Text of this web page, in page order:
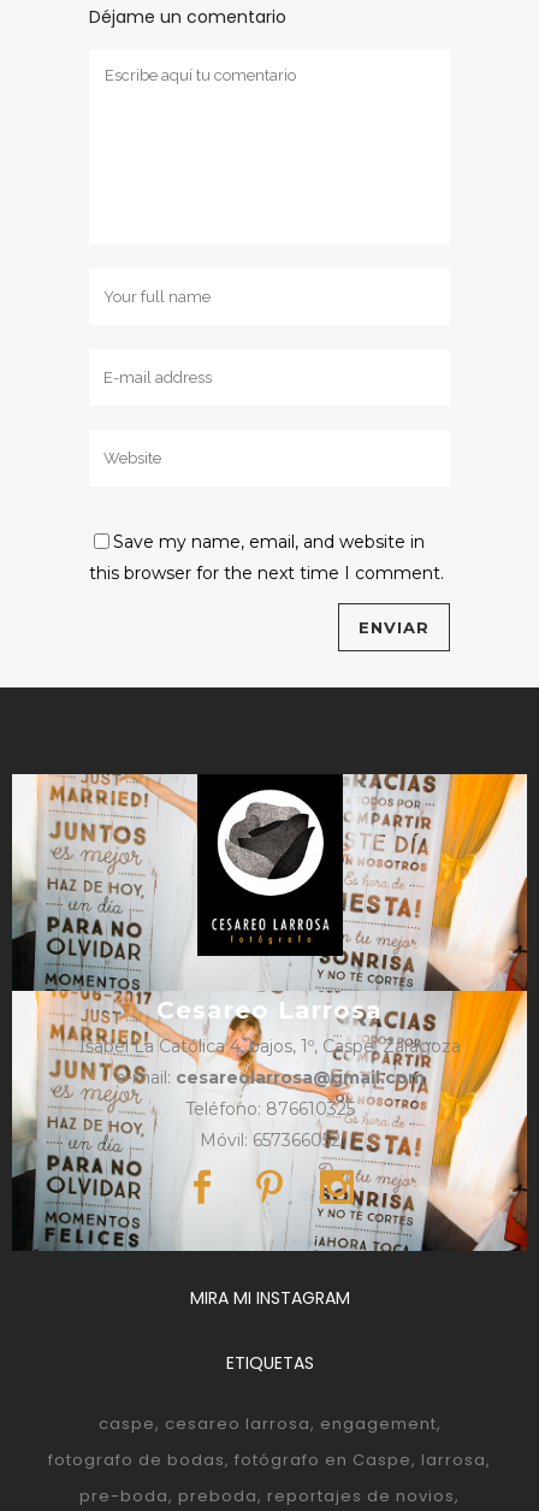
Déjame un comentario
Save my name, email, and website in
this browser for the next time I comment.
Cesareo Larrosa
Isabel La Católica 4, bajos, 1º, Caspe, Zaragoza
e-mail: cesareolarrosa@gmail.com
Teléfono: 876610325
Móvil: 657366052
MIRA MI INSTAGRAM
ETIQUETAS
caspe cesareo larrosa engagement
fotografo de bodas fotógrafo en Caspe larrosa
pre-boda preboda reportajes de novios